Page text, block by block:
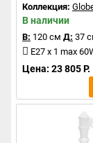
Коллекция:
В наличии
В: 120 см Д: 37
E27 x 1 max
Цена: 23 805 Р.